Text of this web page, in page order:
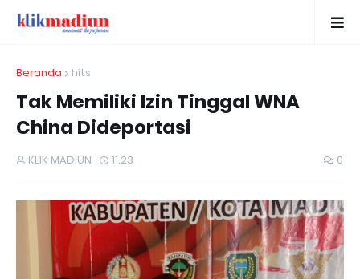
Beranda hits
Tak Memiliki Izin Tinggal WNA
China Dideportasi
KLIK MADIUN 11.23 0